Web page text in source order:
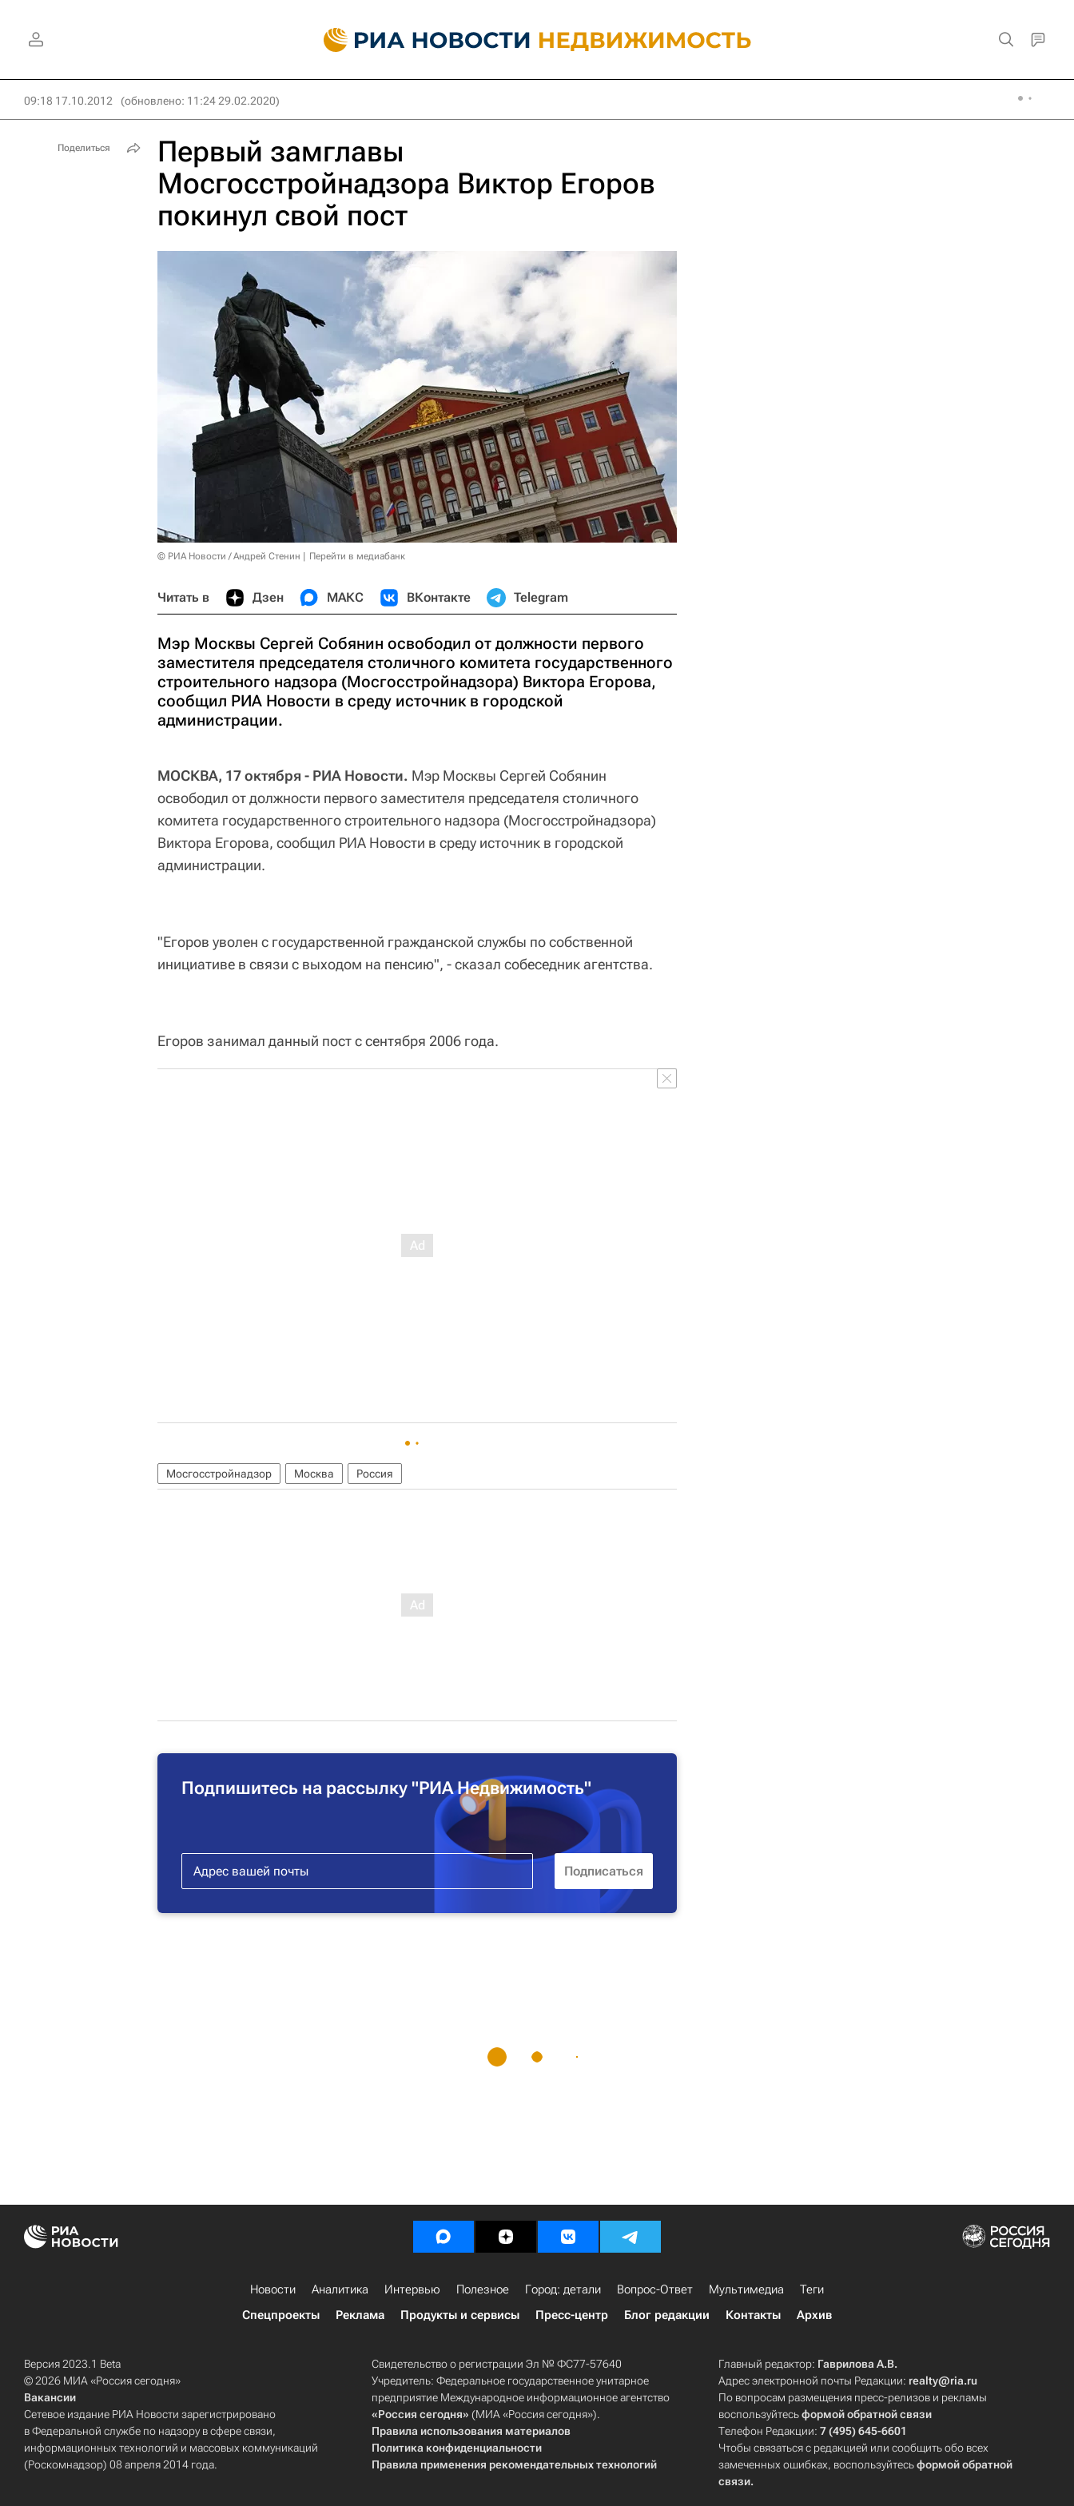
09:18 17.10.2012 (обновлено: 11:24 29.02.2020)
Первый замглавы
Мосгосстройнадзора Виктор Егоров
покинул свой пост
© РИА Новости / Андрей Стенин Перейти в медиабанк
Читать в Дзен МАКС ВКонтакте Telegram
Мэр Москвы Сергей Собянин освободил от должности первого
заместителя председателя столичного комитета государственного
строительного надзора (Мосгосстройнадзора) Виктора Егорова,
сообщил РИА Новости в среду источник в городской
администрации.
МОСКВА, 17 октября - РИА Новости. Мэр Москвы Сергей Собянин
освободил от должности первого заместителя председателя столичного
комитета государственного строительного надзора (Мосгосстройнадзора)
Виктора Егорова, сообщил РИА Новости в среду источник в городской
администрации.
"Егоров уволен с государственной гражданской службы по собственной
инициативе в связи с выходом на пенсию", - сказал собеседник агентства.
Егоров занимал данный пост с сентября 2006 года.
Мосгосстройнадзор Москва Россия
Подпишитесь на рассылку "РИА Недвижимость"
Поделиться
Новости Аналитика Интервью Полезное Город: детали Вопрос-Ответ Мультимедиа
Теги
Спецпроекты
Реклама Продукты и сервисы Пресс-центр Блог редакции Контакты Архив
Версия 2023.1 Beta
© 2026 МИА «Россия сегодня»
Вакансии
Сетевое издание РИА Новости зарегистрировано
в Федеральной службе по надзору в сфере связи,
информационных технологий и массовых коммуникаций
(Роскомнадзор) 08 апреля 2014 года.
Свидетельство о регистрации Эл № ФС77-57640
Учредитель: Федеральное государственное унитарное
предприятие Международное информационное агентство
«Россия сегодня» (МИА «Россия сегодня»).
Правила использования материалов
Политика конфиденциальности
Правила применения рекомендательных технологий
Главный редактор: Гаврилова А.В.
Адрес электронной почты Редакции: realty@ria.ru
По вопросам размещения пресс-релизов и рекламы
воспользуйтесьформой обратной связи
Телефон Редакции:7 (495) 645-6601
Чтобы связаться с редакцией или сообщить обо всех
замеченных ошибках, воспользуйтесьформой обратной
связи.